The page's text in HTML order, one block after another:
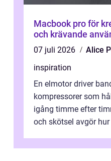
Macbook pro för
och krävande
07 juli 2026
Alice
inspiration
En elmotor driver
kompressorer som
igång timme efter
och skötsel avgör